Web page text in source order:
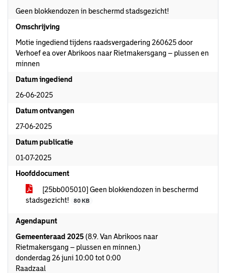
Geen blokkendozen in beschermd stadsgezicht!
Omschrijving
Motie ingediend tijdens raadsvergadering 260625 door
Verhoef ea over Abrikoos naar Rietmakersgang – plussen en
minnen
Datum ingediend
26-06-2025
Datum ontvangen
27-06-2025
Datum publicatie
01-07-2025
Hoofddocument
[25bb005010] Geen blokkendozen in beschermd
stadsgezicht!
80 KB
Agendapunt
Gemeenteraad 2025 (8.9. Van Abrikoos naar
Rietmakersgang – plussen en minnen.)
donderdag 26 juni 10:00 tot 0:00
Raadzaal